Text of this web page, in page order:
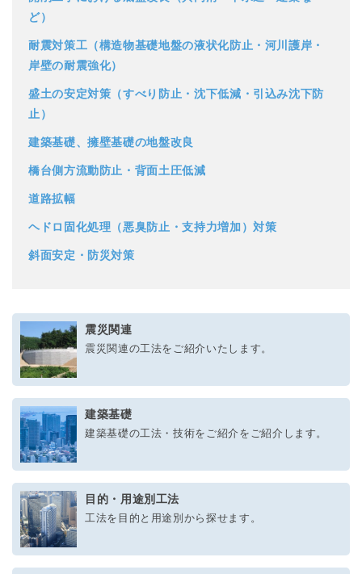
ど）
耐震対策工（構造物基礎地盤の液状化防止・河川護岸・
岸壁の耐震強化）
盛土の安定対策（すべり防止・沈下低減・引込み沈下防
止）
建築基礎、擁壁基礎の地盤改良
橋台側方流動防止・背面土圧低減
道路拡幅
ヘドロ固化処理（悪臭防止・支持力増加）対策
斜面安定・防災対策
震災関連
震災関連の工法をご紹介いたします。
建築基礎
建築基礎の工法・技術をご紹介をご紹介します。
目的・用途別工法
工法を目的と用途別から探せます。